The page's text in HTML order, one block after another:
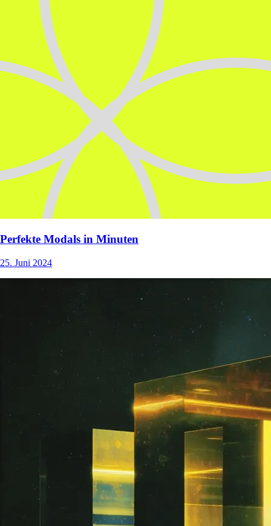
Perfekte Modals in Minuten
25. Juni 2024